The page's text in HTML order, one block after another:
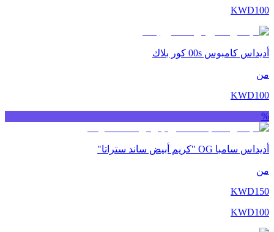
KWD100
أديداس كامبوس 00s كور بلاك
من
KWD100
%
أديداس سامبا OG "كريم أبيض ساند ستراتا"
من
KWD150
KWD100